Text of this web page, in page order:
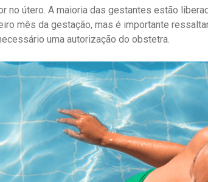
no útero. A maioria das gestantes estão
mês da gestação, mas é importante
uma autorização do obstetra.